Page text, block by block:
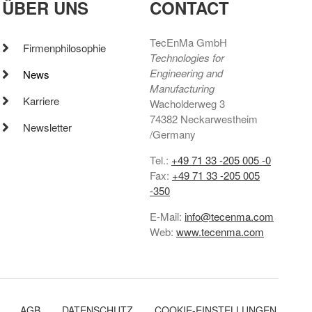
ÜBER UNS
Firmenphilosophie
News
Karriere
Newsletter
CONTACT
TecEnMa GmbH
Technologies for
Engineering and
Manufacturing
Wacholderweg 3
74382 Neckarwestheim
/Germany
Tel.: +49 71 33 -205 005 -0
Fax: +49 71 33 -205 005
-350
E-Mail: info@tecenma.com
Web: www.tecenma.com